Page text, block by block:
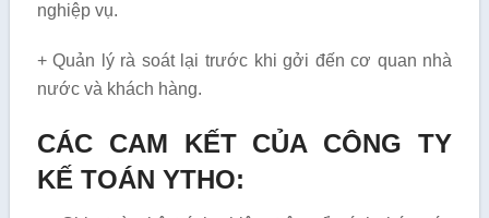
nghiệp vụ.
+ Quản lý rà soát lại trước khi gởi đến cơ quan nhà
nước và khách hàng.
CÁC CAM KẾT CỦA CÔNG TY
KẾ TOÁN YTHO: